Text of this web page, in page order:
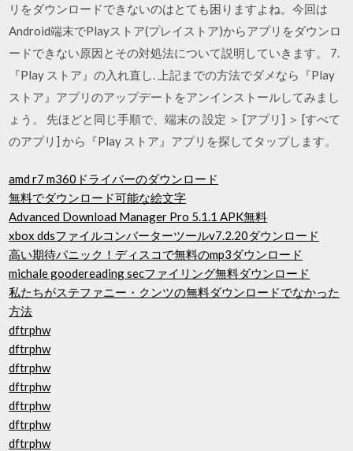
リをダウンロードできないのはとても困りますよね。今回は
Android端末でPlayストア(プレイストア)からアプリをダウンロ
ードできない原因とその対処法について説明していきます。 7.
『Play ストア』の入れ直し. 上記までの方法でダメなら『Play
ストア』アプリのアップデートをアンインストールしてみまし
ょう。 先ほどと同じ手順で、端末の 設定 ＞ [アプリ] ＞ [すべて
のアプリ] から『Play ストア』アプリを探してタップします。
amd r7 m360ドライバーのダウンロード
無料でダウンロード可能な絵文字
Advanced Download Manager Pro 5.1.1 APK無料
xbox ddsファイルコンバーターツールv7.2.20ダウンロード
高い期待パニック！ディスコで無料のmp3ダウンロード
michale goodereading secファイリング無料ダウンロード
私たちがステファニー・クンツの無料ダウンロードでなかった
方法
dftrphw
dftrphw
dftrphw
dftrphw
dftrphw
dftrphw
dftrphw